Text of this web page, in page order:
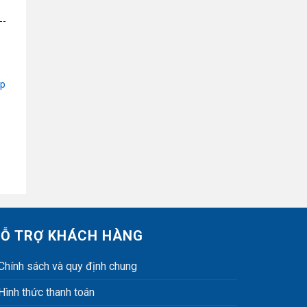
TRỢ KHÁCH HÀNG
sách và quy định chung
thức thanh toán